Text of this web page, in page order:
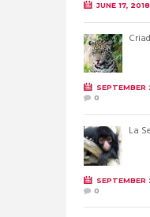
JUNE 17, 2018
SEPTEMBER
0
La
SEPTEMBER
0